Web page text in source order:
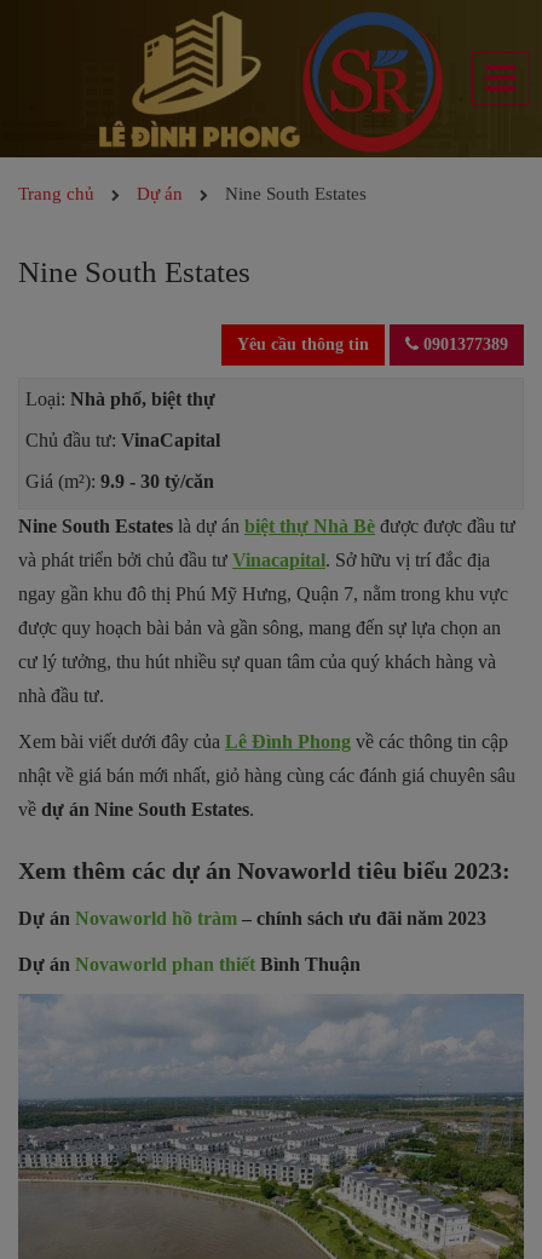
Trang chủ Dự án Nine South Estates
Nine South Estates
Yêu cầu thông tin 0901377389
Loại: Nhà phố, biệt thự
Chủ đầu tư: VinaCapital
Giá (m²): 9.9 - 30 tỷ/căn
Nine South Estates là dự án biệt thự Nhà Bè được được đầu tư
và phát triển bởi chủ đầu tư Vinacapital. Sở hữu vị trí đắc địa
ngay gần khu đô thị Phú Mỹ Hưng, Quận 7, nằm trong khu vực
được quy hoạch bài bản và gần sông, mang đến sự lựa chọn an
cư lý tưởng, thu hút nhiều sự quan tâm của quý khách hàng và
nhà đầu tư.
Xem bài viết dưới đây của Lê Đình Phong về các thông tin cập
nhật về giá bán mới nhất, giỏ hàng cùng các đánh giá chuyên sâu
về dự án Nine South Estates.
Xem thêm các dự án Novaworld tiêu biểu 2023:
Dự án Novaworld hồ tràm – chính sách ưu đãi năm 2023
Dự án Novaworld phan thiết Bình Thuận